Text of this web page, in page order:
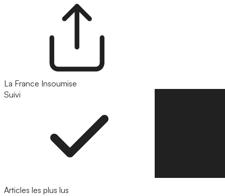
La France Insoumise
Suivi
Articles les plus lus